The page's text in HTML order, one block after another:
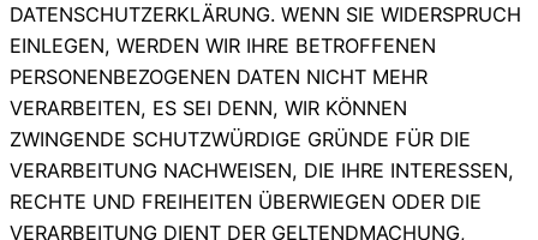
DATENSCHUTZERKLÄRUNG. WENN SIE WIDERSPRUCH
EINLEGEN, WERDEN WIR IHRE BETROFFENEN
PERSONENBEZOGENEN DATEN NICHT MEHR
VERARBEITEN, ES SEI DENN, WIR KÖNNEN
ZWINGENDE SCHUTZWÜRDIGE GRÜNDE FÜR DIE
VERARBEITUNG NACHWEISEN, DIE IHRE INTERESSEN,
RECHTE UND FREIHEITEN ÜBERWIEGEN ODER DIE
VERARBEITUNG DIENT DER GELTENDMACHUNG,